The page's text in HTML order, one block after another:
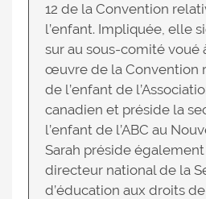
12 de la Convention
l’enfant. Impliquée, elle
sur au sous-comité voué
œuvre de la Convention
de l’enfant de
canadien et préside la
l’enfant de l’ABC au
Sarah préside
directeur national de la
d’éducation aux droits